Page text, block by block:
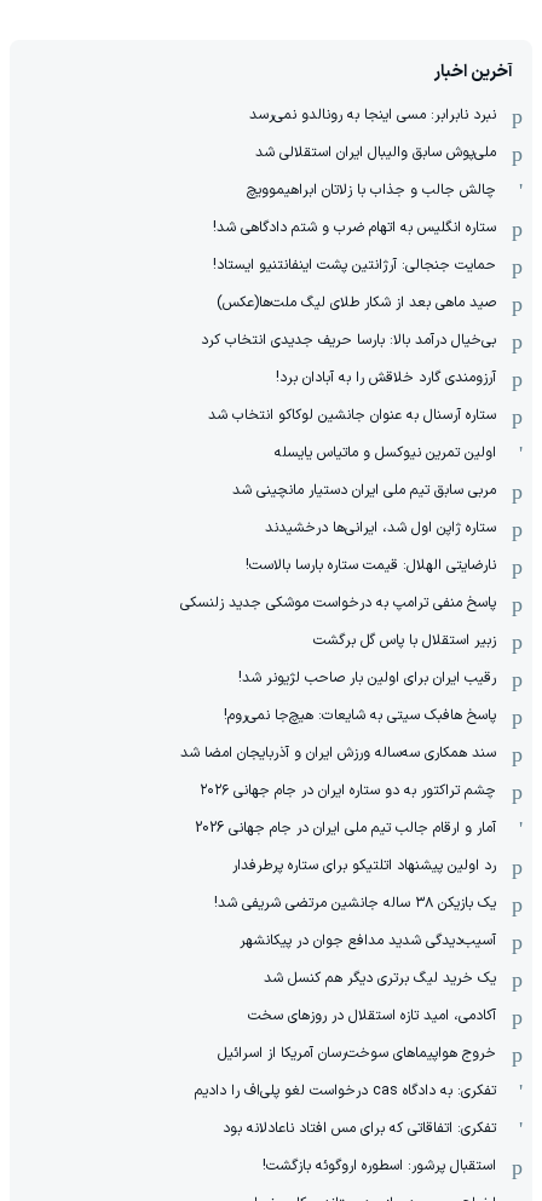
آخرین اخبار
نبرد نابرابر: مسی اینجا به رونالدو نمی‌رسد
ملی‌پوش سابق والیبال ایران استقلالی شد
چالش جالب و جذاب با زلاتان ابراهیموویچ
ستاره انگلیس به اتهام ضرب و شتم دادگاهی شد!
حمایت جنجالی: آرژانتین پشت اینفانتنیو ایستاد!
صید ماهی بعد از شکار طلای لیگ ملت‌ها(عکس)
بی‌خیال درآمد بالا: بارسا حریف جدیدی انتخاب کرد
آرزومندی گارد خلاقش را به آبادان برد!
ستاره آرسنال به عنوان جانشین لوکاکو انتخاب شد
اولین تمرین نیوکسل و ماتیاس یایسله
مربی سابق تیم ملی ایران دستیار مانچینی شد
ستاره ژاپن اول شد، ایرانی‌ها درخشیدند
نارضایتی الهلال: قیمت ستاره بارسا بالاست!
پاسخ منفی ترامپ به درخواست موشکی جدید زلنسکی
زبیر استقلال با پاس گل برگشت
رقیب ایران برای اولین بار صاحب لژیونر شد!
پاسخ هافبک سیتی به شایعات: هیچ‌جا نمی‌روم!
سند همکاری سه‌ساله‌ ‌ورزش ایران و آذربایجان امضا شد
چشم تراکتور به دو ستاره ایران در جام جهانی ۲۰۲۶
آمار و ارقام جالب تیم ملی ایران در جام جهانی 2026
رد اولین پیشنهاد اتلتیکو برای ستاره پرطرفدار
یک بازیکن ۳۸ ساله جانشین مرتضی شریفی شد!
آسیب‌دیدگی شدید مدافع جوان در پیکانشهر
یک خرید لیگ برتری دیگر هم کنسل شد
آکادمی، امید تازه استقلال در روزهای سخت
خروج هواپیماهای سوخت‌رسان آمریکا از اسرائیل
تفکری: به دادگاه cas درخواست لغو پلی‌اف را دادیم
تفکری: اتفاقاتی که برای مس افتاد ناعادلانه بود
استقبال پرشور: اسطوره اروگوئه بازگشت!